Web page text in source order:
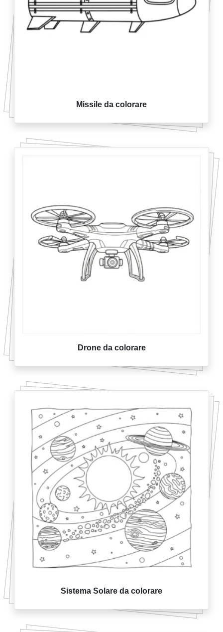
Missile da colorare
Drone da colorare
Sistema Solare da colorare